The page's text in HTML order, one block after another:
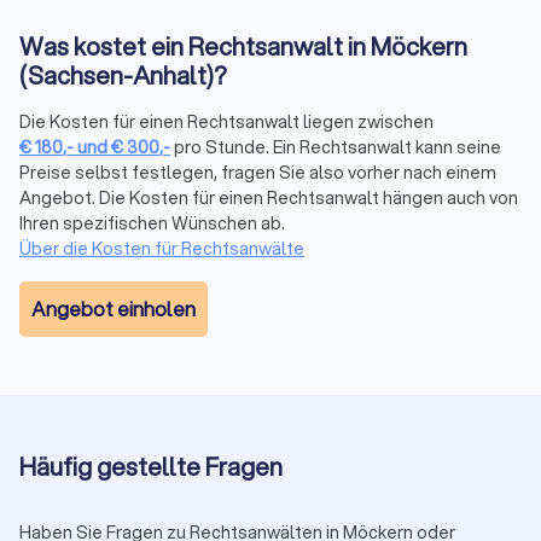
Bewertungen prüfen
Bei Trustlocal finden Sie alle relevanten Bewertungen
gebündelt an einem Ort. Wir sammeln
Mandantenbewertungen von verschiedenen Plattformen und
fassen sie in einem übersichtlichen Trustlocal Score
zusammen. So sehen Sie auf einen Blick, wie andere
Mandanten die Kommunikation, Erfolgsquote und Betreuung
bewerten, ohne verschiedene Websites durchsuchen zu
müssen.
Kanzleien bieten auch kostenlose Kurzgespräche (15-20
Kompetenz und das persönliche Auftreten des Anwalts zu
Was kostet ein Rechtsanwalt in Möckern
(Sachsen-Anhalt)?
Die Kosten für einen Rechtsanwalt liegen zwischen
€180,-und€300,-pro Stunde. Ein Rechtsanwalt kann seine
Preise selbst festlegen, fragen Sie also vorher nach einem
Angebot. Die Kosten für einen Rechtsanwalt hängen auch von
Ihren spezifischen Wünschen ab.
Über die Kosten für Rechtsanwälte
Angebot einholen
Häufig gestellte Fragen
Haben Sie Fragen zu Rechtsanwälten in Möckern oder